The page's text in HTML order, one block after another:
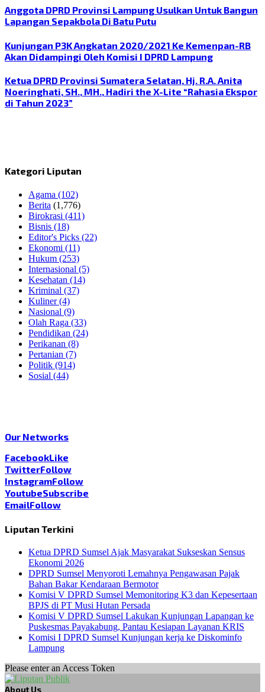
Anggota DPRD Provinsi Lampung Usulkan Untuk Bangun
Lapangan Sepakbola Di Batu Putu
Kunjungan P3K Angkatan 2020/2021 Ke Kemenpan-RB
Akan Didampingi Oleh Komisi I DPRD Lampung
Ketua DPRD Provinsi Sumatera Selatan, Hj. R.A. Anita
Noeringhati, SH., MH., Hadiri the X-Lite “Rahasia Ekspor
di Tahun 2023”
Kategori Liputan
Agama (102)
Berita (1,776)
Birokrasi (411)
Bisnis (18)
Editor's Picks (22)
Ekonomi (11)
Hukum (253)
Internasional (5)
Kesehatan (14)
Kriminal (37)
Kuliner(4)
Nasional (9)
Olah Raga (33)
Pendidikan (24)
Perikanan (8)
Pertanian (7)
Politik (914)
Sosial (44)
Our Networks
FacebookLike
TwitterFollow
InstagramFollow
YoutubeSubscribe
EmailFollow
Liputan Terkini
Ketua DPRD Sumsel Ajak Masyarakat Sukseskan Sensus
Ekonomi 2026
DPRD Sumsel Menyoroti Lemahnya Pengawasan Pajak
Bahan Bakar Kendaraan Bermotor
Komisi V DPRD Sumsel Memonitoring K3 dan Kepesertaan
BPJS di PT Musi Hutan Persada
Komisi V DPRD Sumsel Lakukan Kunjungan Lapangan ke
Puskesmas Payakabung, Pantau Kesiapan Layanan KRIS
Komisi I DPRD Sumsel Kunjungan kerja ke Diskominfo
Lampung
Please enter an Access Token
About Us